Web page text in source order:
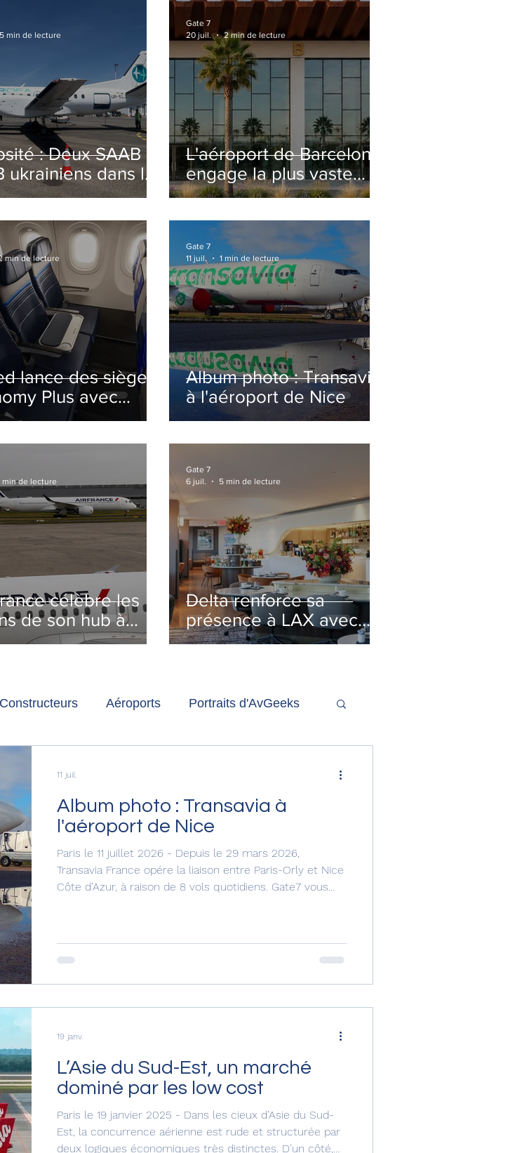
: Deux SAAB
ukrainiens dans le
cet été
5 min de lecture
L'aéroport de Barcelone
engage la plus vaste
rénovation de son
ouverture
Gate 7
20 juil.
2 min de lecture
lance des sièges
Plus avec
central neutralisé
min de lecture
Album photo : Transavia
à l'aéroport de Nice
Gate 7
11 juil.
1 min de lecture
célèbre les
de son hub à
Charles de Gaulle
min de lecture
Delta renforce sa
présence à LAX avec
l'ouverture de la
Gate 7
6 juil.
5 min de lecture
Constructeurs Aéroports Portraits d'AvGeeks
durable
Album photo : Transavia à
l'aéroport de Nice
Paris le 11 juillet 2026 - Depuis le 29 mars 2026,
Transavia France opére la liaison entre Paris-Orly et Nice
Côte d’Azur, à raison de 8 vols quotidiens. Gate7 vous
plus beau ? Un boieng 737 de Transavia se reflète dans
Orly, les vols à destination de Nice seront opé
11 juil.
L’Asie du Sud-Est, un marché
dominé par les low cost
Paris le 19 janvier 2025 - Dans les cieux d’Asie du Sud-
Est, la concurrence aérienne est rude et structurée par
deux logiques économiques très distinctes. D’un côté,
19 janv.